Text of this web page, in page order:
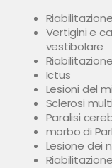
Vertigini e
vestibolare
Ictus
Lesioni del
Sclerosi
Paralisi
morbo di
Lesione dei